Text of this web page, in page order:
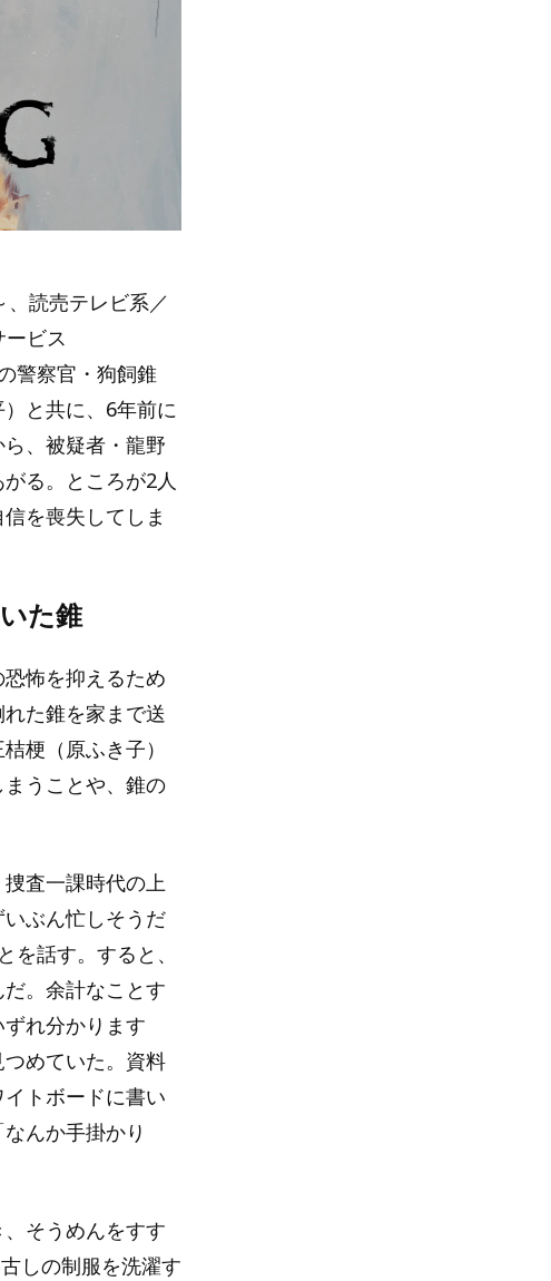
読売テレビ系／
ビス
警察官・狗飼錐
と共に、6年前に
、被疑者・龍野
る。ところが2人
を喪失してしま
た錐
怖を抑えるため
た錐を家まで送
梗（原ふき子）
うことや、錐の
査一課時代の上
ぶん忙しそうだ
話す。すると、
。余計なことす
れ分かります
めていた。資料
トボードに書い
んか手掛かり
そうめんをすす
しの制服を洗濯す